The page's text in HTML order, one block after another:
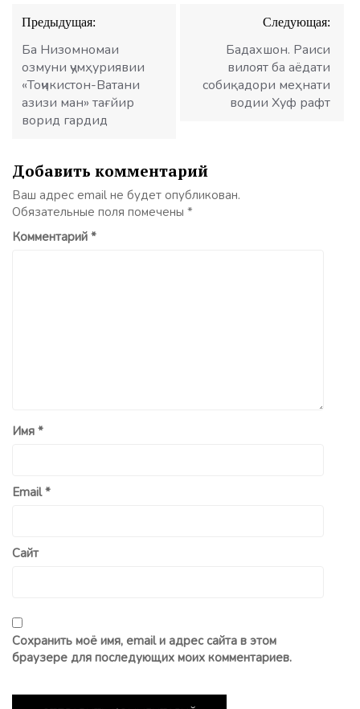
Навигация
по
записям
Предыдущая:
Ба Низомномаи
озмуни ҷумҳуриявии
«Тоҷикистон-Ватани
азизи ман» тағйир
ворид гардид
Следующая:
Бадахшон. Раиси
вилоят ба аёдати
собиқадори меҳнати
водии Хуф рафт
Добавить комментарий
Ваш адрес email не будет опубликован.
Обязательные поля помечены *
Комментарий *
Имя *
Email*
Сайт
Сохранить моё имя, email и адрес сайта в этом
браузере для последующих моих комментариев.